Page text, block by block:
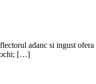
adanc si ingust
ochi; […]